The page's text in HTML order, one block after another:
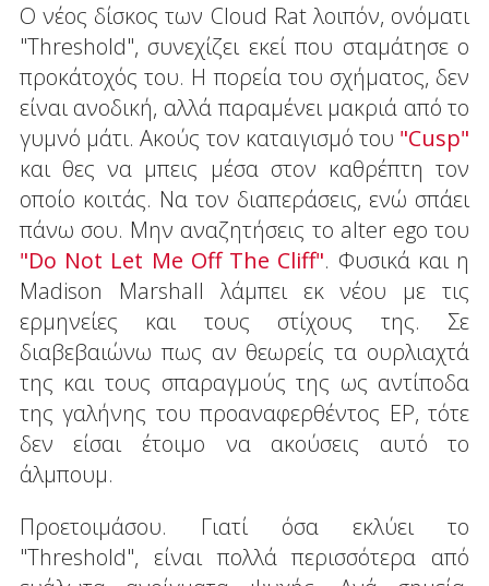
Ο νέος δίσκος των Cloud Rat λοιπόν, ονόματι
"Threshold", συνεχίζει εκεί που σταμάτησε ο
προκάτοχός του. Η πορεία του σχήματος, δεν
είναι ανοδική, αλλά παραμένει μακριά από το
γυμνό μάτι. Ακούς τον καταιγισμό του "Cusp"
και θες να μπεις μέσα στον καθρέπτη τον
οποίο κοιτάς. Να τον διαπεράσεις, ενώ σπάει
πάνω σου. Μην αναζητήσεις το alter ego του
"Do Not Let Me Off The Cliff". Φυσικά και η
Madison Marshall λάμπει εκ νέου με τις
ερμηνείες και τους στίχους της. Σε
διαβεβαιώνω πως αν θεωρείς τα ουρλιαχτά
της και τους σπαραγμούς της ως αντίποδα
της γαλήνης του προαναφερθέντος EP, τότε
δεν είσαι έτοιμο να ακούσεις αυτό το
άλμπουμ.
Προετοιμάσου. Γιατί όσα εκλύει το
"Threshold", είναι πολλά περισσότερα από